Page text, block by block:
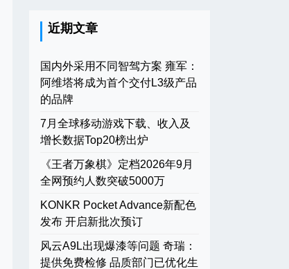
近期文章
国内外采用不同智驾方案 雍军：
阿维塔将成为首个交付L3级产品
的品牌
7月全球移动游戏下载、收入及
增长数据Top20榜出炉
《王者万象棋》定档2026年9月
全网预约人数突破5000万
KONKR Pocket Advance新配色
发布 开启新批次预订
风云A9L出现爆漆等问题 奇瑞：
提供免费检修 品质部门已优化生